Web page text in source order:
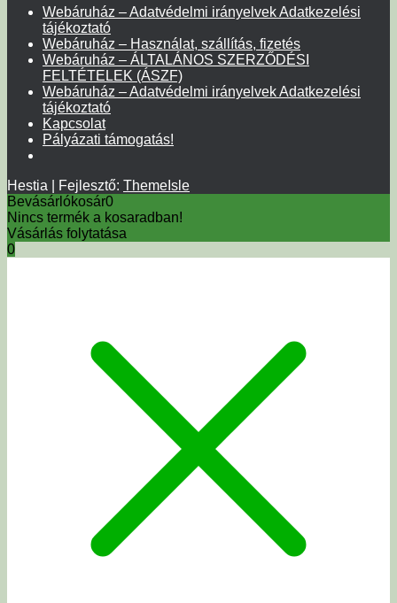
Webáruház – Adatvédelmi irányelvek Adatkezelési
tájékoztató
Webáruház – Használat, szállítás, fizetés
Webáruház – ÁLTALÁNOS SZERZŐDÉSI
FELTÉTELEK (ÁSZF)
Webáruház – Adatvédelmi irányelvek Adatkezelési
tájékoztató
Kapcsolat
Pályázati támogatás!
Hestia | Fejlesztő: ThemeIsle
Bevásárlókosár0
Nincs termék a kosaradban!
Vásárlás folytatása
0